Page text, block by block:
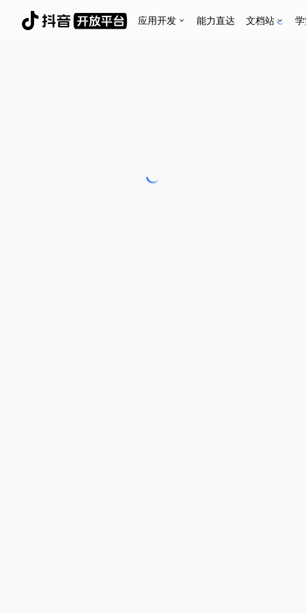
应用开发 能力直达 文档站